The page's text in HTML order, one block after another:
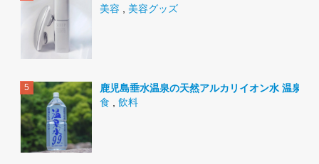
美容
美容グッズ
鹿児島垂水温泉の天然アルカリイオン水 温泉水
食
飲料